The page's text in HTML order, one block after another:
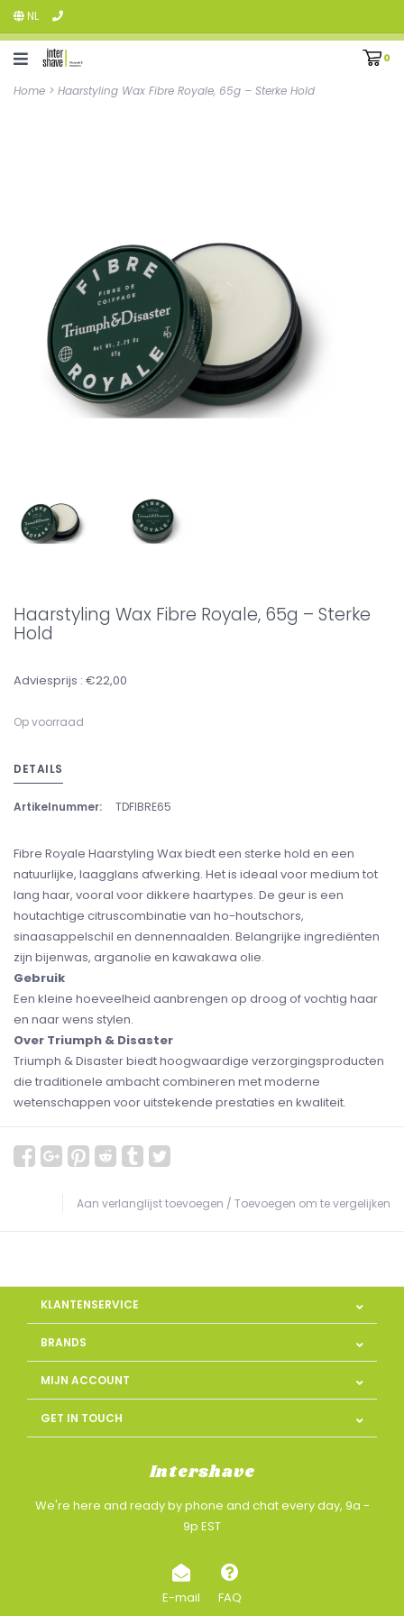
NL
0
Home > Haarstyling Wax Fibre Royale, 65g – Sterke Hold
Haarstyling Wax Fibre Royale, 65g – Sterke
Hold
Adviesprijs : €22,00
Op voorraad
DETAILS
Artikelnummer: TDFIBRE65
Fibre Royale Haarstyling Wax biedt een sterke hold en een
natuurlijke, laagglans afwerking. Het is ideaal voor medium tot
lang haar, vooral voor dikkere haartypes. De geur is een
houtachtige citruscombinatie van ho-houtschors,
sinaasappelschil en dennennaalden. Belangrijke ingrediënten
zijn bijenwas, arganolie en kawakawa olie.
Gebruik
Een kleine hoeveelheid aanbrengen op droog of vochtig haar
en naar wens stylen.
Over Triumph & Disaster
Triumph & Disaster biedt hoogwaardige verzorgingsproducten
die traditionele ambacht combineren met moderne
wetenschappen voor uitstekende prestaties en kwaliteit.
Aan verlanglijst toevoegen / Toevoegen om te vergelijken
KLANTENSERVICE
BRANDS
MIJN ACCOUNT
GET IN TOUCH
Intershave
We're here and ready by phone and chat every day, 9a -
9p EST
E-mail FAQ